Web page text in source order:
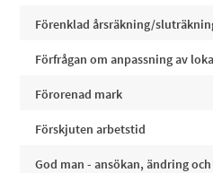
Förenklad årsräkning/
Förfrågan om anpassning av
Förorenad mark
Förskjuten arbetstid
God man - ansökan, ändring